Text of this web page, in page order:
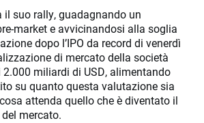
il suo rally, guadagnando un
market e avvicinandosi alla soglia
dopo l’IPO da record di venerdì
di mercato della società
miliardi di USD, alimentando
su quanto questa valutazione sia
attenda quello che è diventato il
mercato.